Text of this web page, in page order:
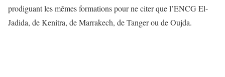
prodiguant les mêmes formations pour ne citer que l’ENCG El-
Jadida, de Kenitra, de Marrakech, de Tanger ou de Oujda.